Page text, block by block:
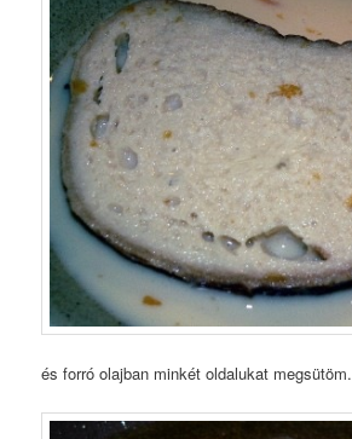
és forró olajban minkét oldalukat megsütöm.